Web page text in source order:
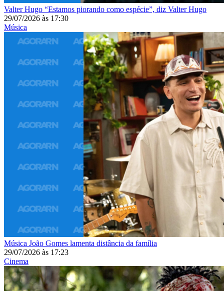
Valter Hugo “Estamos piorando como espécie”, diz Valter Hugo
29/07/2026 às 17:30
Música
Música João Gomes lamenta distância da família
29/07/2026 às 17:23
Cinema